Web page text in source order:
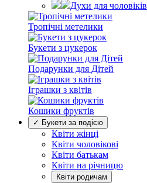
Духи для чоловіків
Тропічні метелики
Букети з цукерок
Подарунки для Дітей
Іграшки з квітів
Кошики фруктів
✓ Букети за подією
Квіти жінці
Квіти чоловікові
Квіти батькам
Квіти на річницю
Квіти родичам